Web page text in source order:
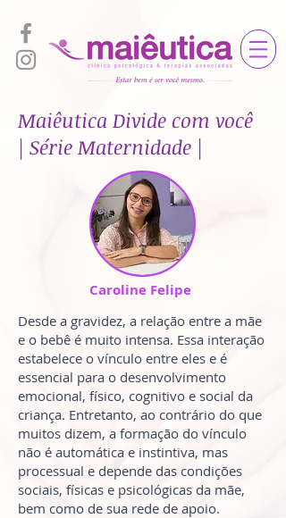
Maiêutica Divide com você
| Série Maternidade |
Caroline Felipe
Desde a gravidez, a relação entre a mãe
e o bebê é muito intensa. Essa interação
estabelece o vínculo entre eles e é
essencial para o desenvolvimento
emocional, físico, cognitivo e social da
criança. Entretanto, ao contrário do que
muitos dizem, a formação do vínculo
não é automática e instintiva, mas
processual e depende das condições
sociais, físicas e psicológicas da mãe,
bem como de sua rede de apoio.